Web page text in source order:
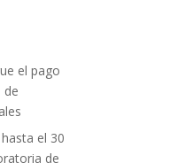
el pago
de
el 30
de